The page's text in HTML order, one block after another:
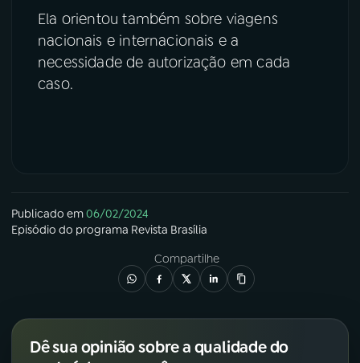
Ela orientou também sobre viagens
nacionais e internacionais e a
necessidade de autorização em cada
caso.
Publicado em06/02/2024
Episódio do programa Revista Brasília
Compartilhe
Dê sua opinião sobre a qualidade do